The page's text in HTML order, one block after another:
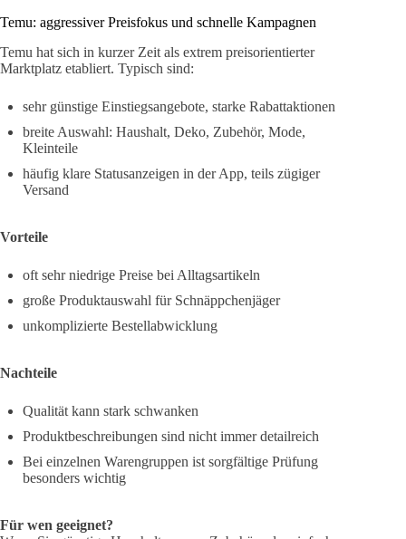
Temu: aggressiver Preisfokus und schnelle Kampagnen
Temu hat sich in kurzer Zeit als extrem preisorientierter
Marktplatz etabliert. Typisch sind:
sehr günstige Einstiegsangebote, starke Rabattaktionen
breite Auswahl: Haushalt, Deko, Zubehör, Mode,
Kleinteile
häufig klare Statusanzeigen in der App, teils zügiger
Versand
Vorteile
oft sehr niedrige Preise bei Alltagsartikeln
große Produktauswahl für Schnäppchenjäger
unkomplizierte Bestellabwicklung
Nachteile
Qualität kann stark schwanken
Produktbeschreibungen sind nicht immer detailreich
Bei einzelnen Warengruppen ist sorgfältige Prüfung
besonders wichtig
Für wen geeignet?